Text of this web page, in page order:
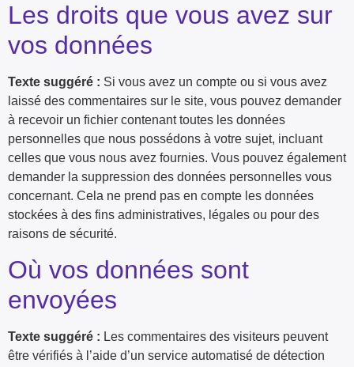
Les droits que vous avez sur
vos données
Texte suggéré : Si vous avez un compte ou si vous avez
laissé des commentaires sur le site, vous pouvez demander
à recevoir un fichier contenant toutes les données
personnelles que nous possédons à votre sujet, incluant
celles que vous nous avez fournies. Vous pouvez également
demander la suppression des données personnelles vous
concernant. Cela ne prend pas en compte les données
stockées à des fins administratives, légales ou pour des
raisons de sécurité.
Où vos données sont
envoyées
Texte suggéré : Les commentaires des visiteurs peuvent
être vérifiés à l’aide d’un service automatisé de détection